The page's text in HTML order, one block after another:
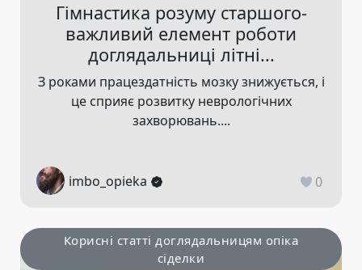
Гімнастика розуму старшого-
важливий елемент роботи
доглядальниці літні...
З роками працездатність мозку знижується, і
це сприяє розвитку неврологічних
захворювань....
imbo_opieka 0
Корисні статті доглядальницям опіка
сіделки